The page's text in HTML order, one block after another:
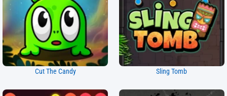
Cut The Candy Sling Tomb